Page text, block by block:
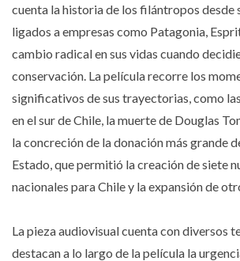
cuenta la historia de los filántropos desde
ligados a empresas como Patagonia,
cambio radical en sus vidas cuando
conservación. La película recorre los
significativos de sus trayectorias, como
en el sur de Chile, la muerte de Douglas
la concreción de la donación más grande
Estado, que permitió la creación de siete
nacionales para Chile y la expansión de
La pieza audiovisual cuenta con diversos
destacan a lo largo de la película la